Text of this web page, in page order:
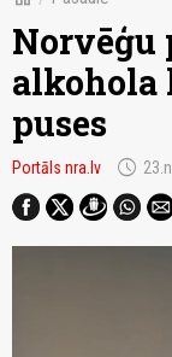
Norvēģu
alkohola
puses
Portāls nra.lv schedule